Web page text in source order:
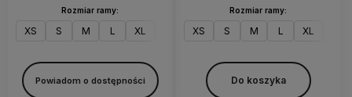
Rozmiar ramy:
XS S M L XL
Powiadom o dostępności
Rozmiar ramy:
XS S M L XL
Do koszyka